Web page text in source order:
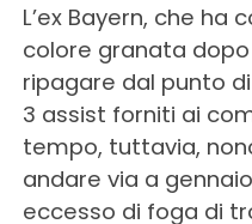
L’ex Bayern, che ha
colore granata
ripagare dal punto
3 assist forniti ai
tempo, tuttavia,
andare via a
eccesso di foga di